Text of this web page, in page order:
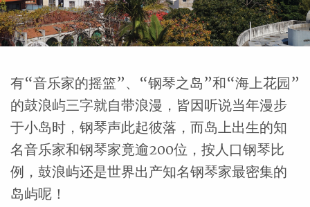
有“音乐家的摇篮”、“钢琴之岛”和“海上花园”
的鼓浪屿三字就自带浪漫，皆因听说当年漫步
于小岛时，钢琴声此起彼落，而岛上出生的知
名音乐家和钢琴家竟逾200位，按人口钢琴比
例，鼓浪屿还是世界出产知名钢琴家最密集的
岛屿呢！